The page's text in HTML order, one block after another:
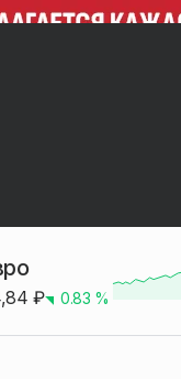
₽ 0.83 %